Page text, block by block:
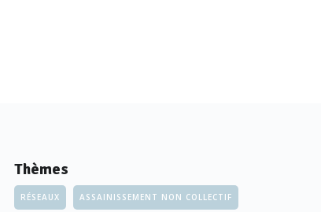
Thèmes
RÉSEAUX ASSAINISSEMENT NON COLLECTIF